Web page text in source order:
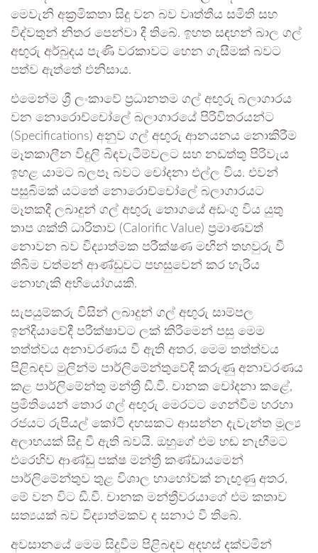
මෙවැනි අක්‍රමිකතා සිදු වන බව වෘත්තීය සමිති සහ
විද්වතුන් නිතර පෙන්වා දී තිබේ. ඉහත සඳහන් බාල ගල්
අඟුරු අර්බුදය පැණි වරකාවට හෙන ගැසීමක් බවට
පත්ව ඇත්තේ එනිසාය.
එමෙන්ම ශ්‍රී ලංකාවේ ප්‍රධානතම ගල් අඟුරු බලාගාරය
වන නොරොච්චෝලේ බලාගාරයේ පිරිවිතරයන්ට
(Specifications) අනුව ගල් අඟුරු ආනයනය නොකිරීම
මෑතකාලීන විදුලි බිඳවැටීම්වලට සහ නඩත්තු පිරිවැය
ඉහළ යාමට බලපෑ බවට චෝදනා එල්ල විය. එවන්
පසුබිමක් යටතේ නොරොච්චෝලේ බලාගාරයට
මෑතකදී ලබාදුන් ගල් අඟුරු තොගයේ අඩංගු විය යුතු
තාප ශක්ති ධාරිතාව (Calorific Value) ප්‍රමාණවත්
නොවන බව විද්‍යාත්මක පරීක්ෂණ මඟින් තහවුරු වී
තිබීම වත්මන් ආණ්ඩුවට පහසුවෙන් කර හැරිය
නොහැකි අභියෝගයකි.
සැපයුම්කරු විසින් ලබාදුන් ගල් අඟුරු සාම්පල
ඉන්දියාවේදී පරීක්ෂාවට ලක් කිරීමෙන් පසු මෙම
තත්ත්වය අනාවරණය වී ඇති අතර, මෙම තත්ත්වය
පිළිබඳව මුලින්ම පාර්ලිමේන්තුවේදී කරුණු අනාවරණය
කළ පාර්ලිමේන්තු මන්ත්‍රී ඩී.වී. චානක චෝදනා කළේ,
ප්‍රමිතියෙන් තොර ගල් අඟුරු මෙරටට ගෙන්වීම හරහා
රජයට රුපියල් කෝටි දහසකට ආසන්න දැවැන්ත මූල්‍ය
අලාභයක් සිදු වී ඇති බවයි. ඔහුගේ එම හඬ නැඟීමට
එරෙහිව ආණ්ඩු පක්ෂ මන්ත්‍රී කණ්ඩායමෙන්
පාර්ලිමේන්තුව තුළ විශාල හාහෝවක් නැඟුණු අතර,
මේ වන විට ඩී.වී. චානක මන්ත්‍රීවරයාගේ එම කතාව
සත්‍යයක් බව විද්‍යාත්මකව ද සනාථ වී තිබේ.
අවසානයේ මෙම සිදුවීම පිළිබඳව අදහස් දක්වමින්